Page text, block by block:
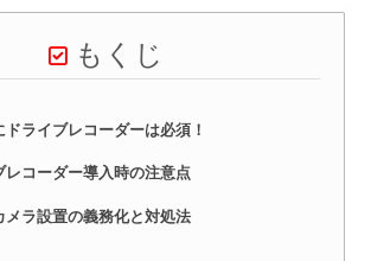
もくじ
ドライブレコーダーは必須！
レコーダー導入時の注意点
メラ設置の義務化と対処法